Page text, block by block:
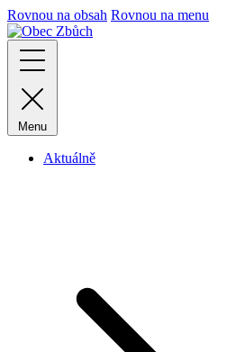
Rovnou na obsah Rovnou na menu
Menu
Aktuálně